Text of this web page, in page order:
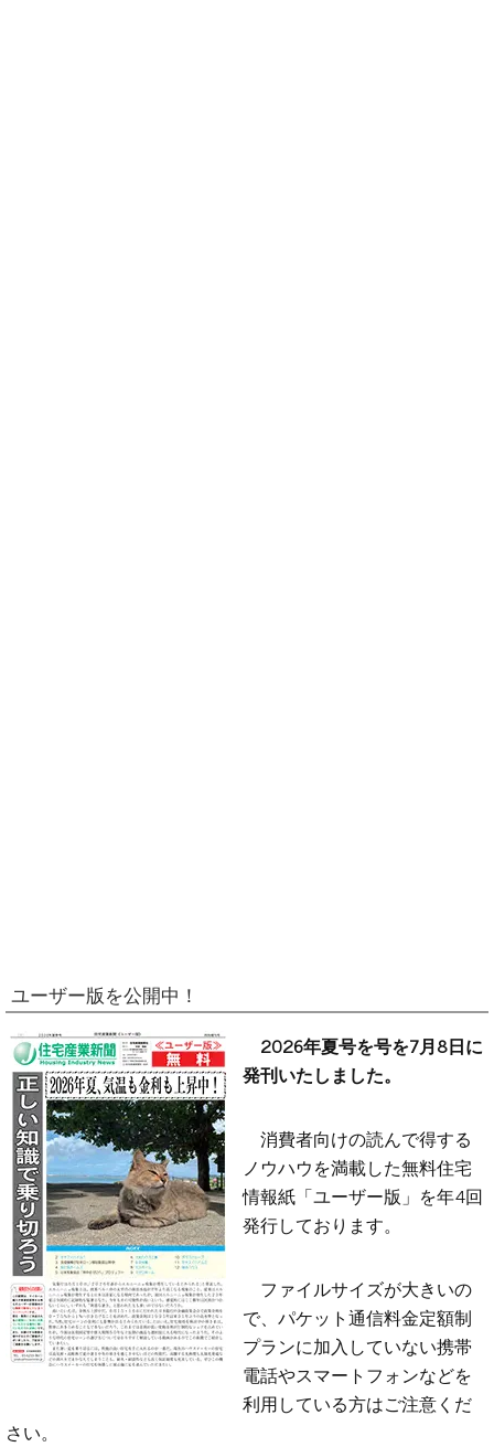
ユーザー版を公開中！
2026年夏号を号を7月8日に
発刊いたしました。
消費者向けの読んで得する
ノウハウを満載した無料住宅
情報紙「ユーザー版」を年4回
発行しております。
ファイルサイズが大きいの
で、パケット通信料金定額制
プランに加入していない携帯
電話やスマートフォンなどを
利用している方はご注意くだ
さい。